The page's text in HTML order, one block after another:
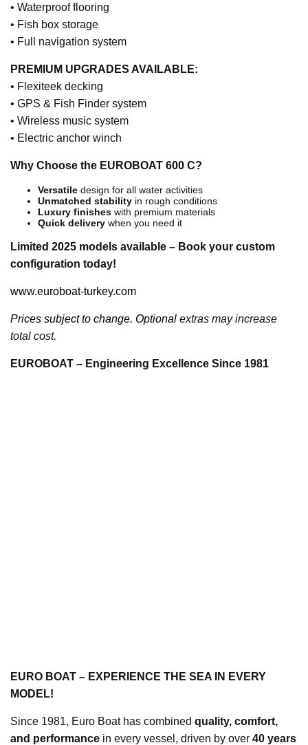
• Waterproof flooring
• Fish box storage
• Full navigation system
PREMIUM UPGRADES AVAILABLE:
• Flexiteek decking
• GPS & Fish Finder system
• Wireless music system
• Electric anchor winch
Why Choose the EUROBOAT 600 C?
Versatile design for all water activities
Unmatched stability in rough conditions
Luxury finishes with premium materials
Quick delivery when you need it
Limited 2025 models available – Book your custom
configuration today!
www.euroboat-turkey.com
Prices subject to change. Optional extras may increase
total cost.
EUROBOAT – Engineering Excellence Since 1981
EURO BOAT – EXPERIENCE THE SEA IN EVERY
MODEL!
Since 1981, Euro Boat has combined quality, comfort,
and performance in every vessel, driven by over 40 years